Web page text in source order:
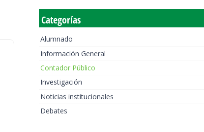
Categorías
Alumnado
Información General
Contador Público
Investigación
Noticias institucionales
Debates